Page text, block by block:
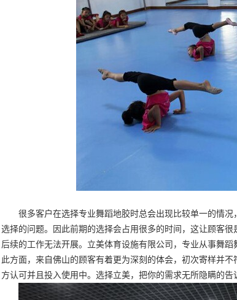
很多客户在选择专业舞蹈地胶时总会出现比较单一的情
选择的问题。因此前期的选择会占用很多的时间，这让顾客
后续的工作无法开展。立美体育设施有限公司，专业从事舞
此方面，来自佛山的顾客有着更为深刻的体会，初次寄样并
方认可并且投入使用中。选择立美，把你的需求无所隐瞒的